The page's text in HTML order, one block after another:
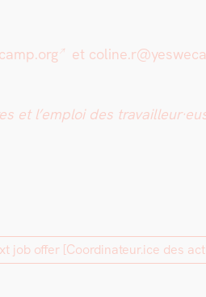
et
et l’emploi des
job offer [Coordinateur.ice des